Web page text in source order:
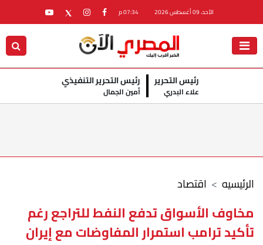
الأحد، 09 أغسطس 2026
رئيس التحرير
علاء البدري
رئيس التحرير التنفيذي
أمين الجمال
اقتصاد الرئيسيه
مخاوف الأسواق تدفع النفط للتراجع رغم
تأكيد ترامب استمرار المفاوضات مع إيران